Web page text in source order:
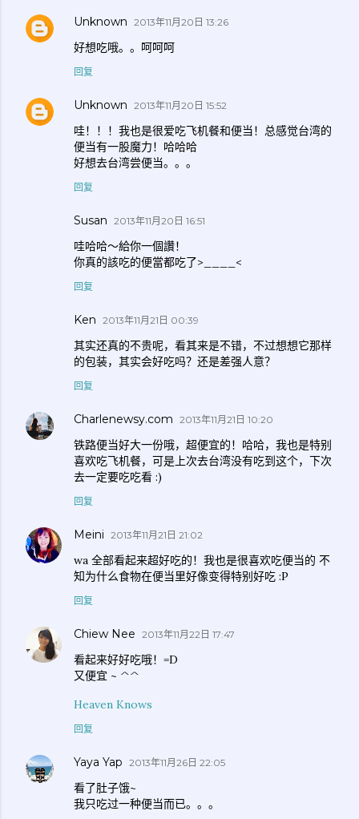
Unknown 2013年11月20日 13:26
好想吃哦。。呵呵呵
回复
Unknown 2013年11月20日 15:52
哇！！！我也是很爱吃飞机餐和便当！总感觉台湾的
便当有一股魔力！哈哈哈
好想去台湾尝便当。。。
回复
Susan 2013年11月20日 16:51
哇哈哈～給你一個讚！
你真的該吃的便當都吃了>____<
回复
Ken 2013年11月21日 00:39
其实还真的不贵呢，看其来是不错，不过想想它那样
的包装，其实会好吃吗？还是差强人意？
回复
Charlenewsy.com 2013年11月21日 10:20
铁路便当好大一份哦，超便宜的！哈哈，我也是特别
喜欢吃飞机餐，可是上次去台湾没有吃到这个，下次
去一定要吃吃看 :)
回复
Meini 2013年11月21日 21:02
wa 全部看起来超好吃的！我也是很喜欢吃便当的 不
知为什么食物在便当里好像变得特别好吃 :P
回复
Chiew Nee 2013年11月22日 17:47
看起来好好吃哦！=D
又便宜 ~ ^^
Heaven Knows
回复
Yaya Yap 2013年11月26日 22:05
看了肚子饿~
我只吃过一种便当而已。。。